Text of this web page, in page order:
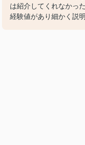
は紹介してくれなかっ
経験値があり細かく説